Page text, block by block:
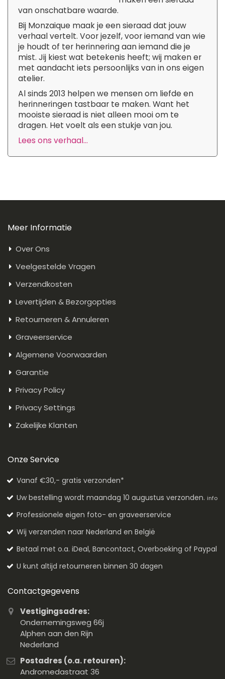
van onschatbare waarde.
Bij Monzaique maak je een sieraad dat jouw
verhaal vertelt. Voor jezelf, voor iemand van wie
je houdt of ter herinnering aan iemand die je
mist. Jij kiest wat betekenis heeft; wij maken er
met aandacht iets persoonlijks van in ons eigen
atelier.
Al sinds 2013 helpen we mensen om liefde en
herinneringen tastbaar te maken. Want het
mooiste sieraad is niet alleen mooi om te
dragen. Het voelt als een stukje van jou.
Lees ons verhaal...
Meer Informatie
Over Ons
Veelgestelde Vragen
Verzendkosten
Levertijden & Bezorgopties
Retourneren & Annuleren
Graveerservice
Algemene Voorwaarden
Garantie
Privacy Policy
Privacy Settings
Zakelijke Klanten
Onze Service
Vanaf €30,- gratis verzonden*
Uw bestelling wordt maandag 10 augustus verzonden. info
Professionele eigen foto- en graveerservice
Wij verzenden naar Nederland en België
Betaal met o.a. iDeal, Bancontact, Overboeking of Paypal
U kunt altijd retourneren binnen 30 dagen
Contactgegevens
Vestigingsadres:
Ondernemingsweg 66j
Alphen aan den Rijn
Nederland
Postadres (o.a. retouren):
Andromedastraat 36